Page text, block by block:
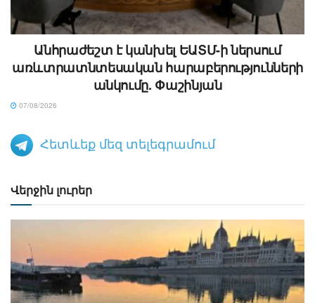
Անհրաժեշտ է կանխել ԵԱՏՄ-ի ներսում
առևտրատնտեսական հարաբերությունների
անկումը. Փաշինյան
07/08/2026
Հետևեք մեզ տելեգրամում
Վերջին լուրեր